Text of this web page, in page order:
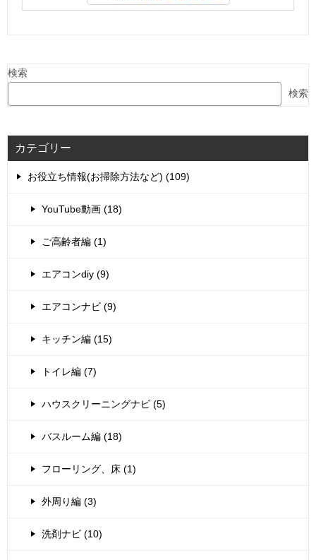
検索
検索
カテゴリー
お役立ち情報(お掃除方法など) (109)
YouTube動画 (18)
ご高齢者編 (1)
エアコンdiy (9)
エアコンナビ (9)
キッチン編 (15)
トイレ編 (7)
ハウスクリーニングナビ (5)
バスルーム編 (18)
フローリング、床 (1)
外周り編 (3)
洗剤ナビ (10)